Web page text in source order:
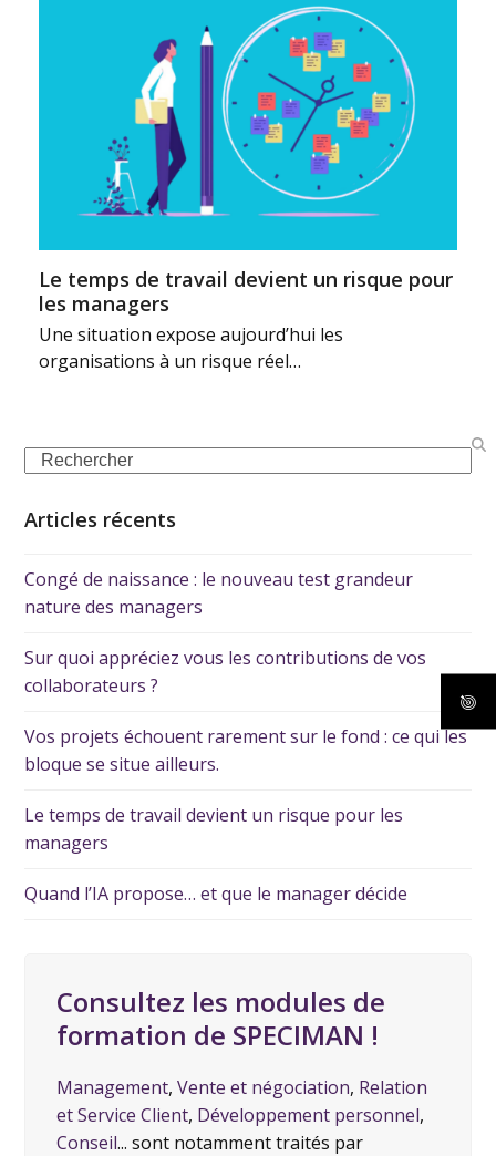
Le temps de travail devient un risque pour
les managers
Une situation expose aujourd’hui les
organisations à un risque réel…
Articles récents
Congé de naissance : le nouveau test grandeur
nature des managers
Sur quoi appréciez vous les contributions de vos
collaborateurs ?
Vos projets échouent rarement sur le fond : ce qui les
bloque se situe ailleurs.
Le temps de travail devient un risque pour les
managers
Quand l’IA propose… et que le manager décide
Consultez les modules de
formation de SPECIMAN !
Management,Vente et négociation, Relation
et Service Client, Développement personnel,
Conseil... sont notamment traités par